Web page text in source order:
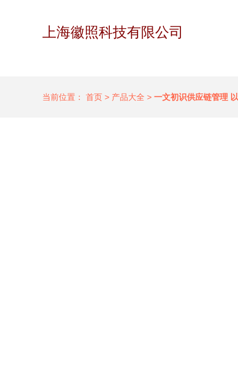
上海徽照科技有限公司
当前位置： 首页 > 产品大全 > 一文初识供应链管理